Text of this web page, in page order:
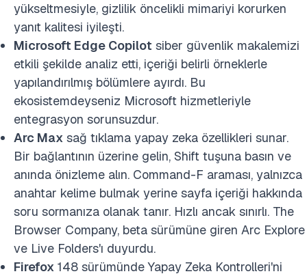
yükseltmesiyle, gizlilik öncelikli mimariyi korurken
yanıt kalitesi iyileşti.
Microsoft Edge Copilot siber güvenlik makalemizi
etkili şekilde analiz etti, içeriği belirli örneklerle
yapılandırılmış bölümlere ayırdı. Bu
ekosistemdeyseniz Microsoft hizmetleriyle
entegrasyon sorunsuzdur.
Arc Max sağ tıklama yapay zeka özellikleri sunar.
Bir bağlantının üzerine gelin, Shift tuşuna basın ve
anında önizleme alın. Command-F araması, yalnızca
anahtar kelime bulmak yerine sayfa içeriği hakkında
soru sormanıza olanak tanır. Hızlı ancak sınırlı. The
Browser Company, beta sürümüne giren Arc Explore
ve Live Folders'ı duyurdu.
Firefox 148 sürümünde Yapay Zeka Kontrolleri'ni